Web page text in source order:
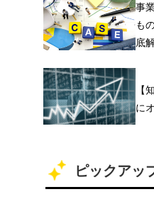
事
も
底
【
に
ピックアッ